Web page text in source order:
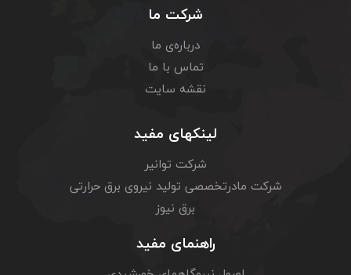
شرکت ما
درباره‌ی ما
تماس با ما
نقشه سایت
لینکهای مفید
شرکت توانیر
شرکت مادرتخصصی تولید نیروی برق حرارتی
برق نیوز
راهنمای مفید